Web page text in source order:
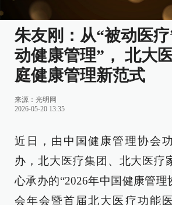
朱友刚：从“被动医
动健康管理”， 北大
庭健康管理新范式
来源： 光明网
2026-05-20 13:35
近日，由中国健康管理协会
办，北大医疗集团、北大医疗
心承办的“2026年中国健康管理
会年会暨首届北大医疗功能